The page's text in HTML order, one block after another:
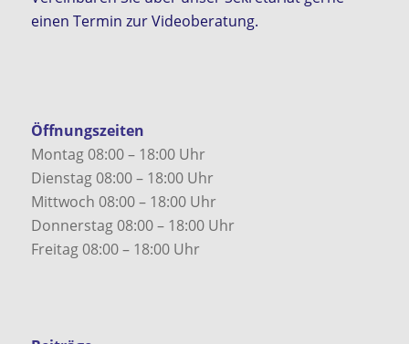
einen Termin zur Videoberatung.
Öffnungszeiten
Montag 08:00 – 18:00 Uhr
Dienstag 08:00 – 18:00 Uhr
Mittwoch 08:00 – 18:00 Uhr
Donnerstag 08:00 – 18:00 Uhr
Freitag 08:00 – 18:00 Uhr